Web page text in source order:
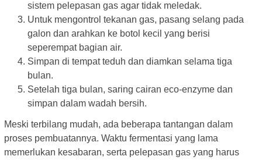
sistem pelepasan gas agar tidak meledak.
Untuk mengontrol tekanan gas, pasang selang pada
galon dan arahkan ke botol kecil yang berisi
seperempat bagian air.
Simpan di tempat teduh dan diamkan selama tiga
bulan.
Setelah tiga bulan, saring cairan eco-enzyme dan
simpan dalam wadah bersih.
Meski terbilang mudah, ada beberapa tantangan dalam
proses pembuatannya. Waktu fermentasi yang lama
memerlukan kesabaran, serta pelepasan gas yang harus